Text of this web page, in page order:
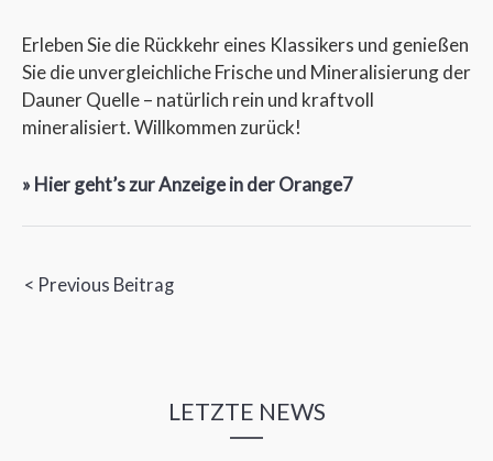
Erleben Sie die Rückkehr eines Klassikers und genießen
Sie die unvergleichliche Frische und Mineralisierung der
Dauner Quelle – natürlich rein und kraftvoll
mineralisiert. Willkommen zurück!
» Hier geht’s zur Anzeige in der Orange7
Beitragsnavigation
< Previous Beitrag
LETZTE NEWS